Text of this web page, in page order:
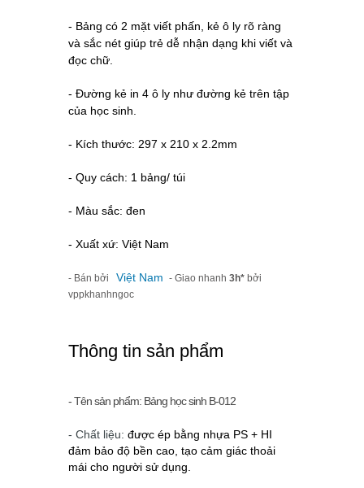
- Bảng có 2 mặt viết phấn, kẻ ô ly rõ ràng
và sắc nét giúp trẻ dễ nhận dạng khi viết và
đọc chữ.
- Đường kẻ in 4 ô ly như đường kẻ trên tập
của học sinh.
- Kích thước: 297 x 210 x 2.2mm
- Quy cách: 1 bảng/ túi
- Màu sắc: đen
- Xuất xứ: Việt Nam
- Bán bởi Việt Nam - Giao nhanh 3h* bởi
vppkhanhngoc
Thông tin sản phẩm
- Tên sản phẩm: Bảng học sinh B-012
- Chất liệu: được ép bằng nhựa PS + HI
đảm bảo độ bền cao, tạo cảm giác thoải
mái cho người sử dụng.